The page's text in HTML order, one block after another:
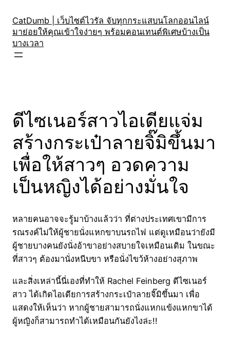
content
CatDumb | เว็บไซต์ไวรัล จับทุกกระแสบนโลกออนไลน์
มาย่อยให้คุณเข้าใจง่ายๆ พร้อมคอนเทนต์พิเศษบ้างเป็น
บางเวลา
ดีไซเนอร์สาวไอเดียแจ่ม
สร้างกระเป๋าลายจิ๊มิขึ้นมา
เพื่อให้สาวๆ อวดความ
เป็นหญิงได้อย่างมั่นใจ
หลายคนอาจจะรู้มาบ้างแล้วว่า ที่ต่างประเทศเขามีการ
รณรงค์ไม่ให้ผู้ชายนั่งแหกขาบนรถไฟ แต่ดูเหมือนว่ายังมี
ผู้ชายบางคนยังนั่งอ้าขาอย่างสบายใจเหมือนเดิม ในขณะ
ที่สาวๆ ต้องมานั่งหนีบขา หรือนั่งไขว้ห้างอย่างสุภาพ
และสิ่งเหล่านี้นี่เองที่ทำให้ Rachel Feinberg ดีไซเนอร์
สาว ได้เกิดไอเดียการสร้างกระเป๋าลายจิ๊มิขึ้นมา เพื่อ
แสดงให้เห็นว่า หากผู้ชายสามารถนั่งแหกแข้งแหกขาได้
ผู้หญิงก็สามารถทำได้เหมือนกันยังไงล่ะ!!